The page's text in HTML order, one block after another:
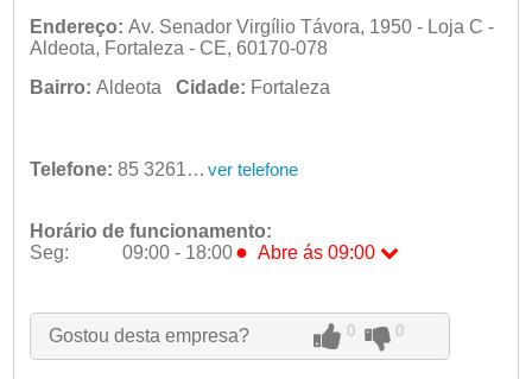
Endereço: Av. Senador Virgílio Távora, 1950 - Loja C -
Aldeota, Fortaleza - CE, 60170-078
Bairro: Aldeota Cidade: Fortaleza
Telefone: 85 3261-8747 ver telefone
Horário de funcionamento:
Seg:
09:00 - 18:00 ● Abre ás 09:00
Qua:
09:00 - 18:00
Qui:
09:00 - 18:00
Gostou desta empresa? 0 0